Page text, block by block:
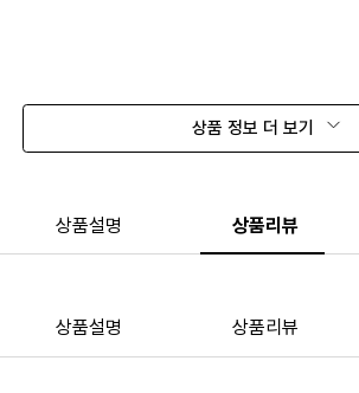
상품 정보 더 보기
상품설명 상품리뷰
상품설명 상품리뷰